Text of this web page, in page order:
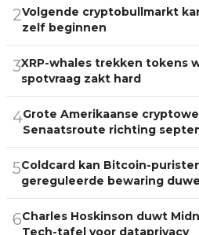
2Volgende cryptobullmarkt
zelf beginnen
3XRP-whales trekken tokens
spotvraag zakt hard
4Grote Amerikaanse
Senaatsroute richting
5Coldcard kan Bitcoin-
gereguleerde bewaring
6Charles Hoskinson duwt
Tech-tafel voor dataprivacy